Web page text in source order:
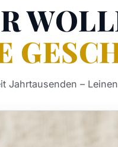
Jahrtausenden –